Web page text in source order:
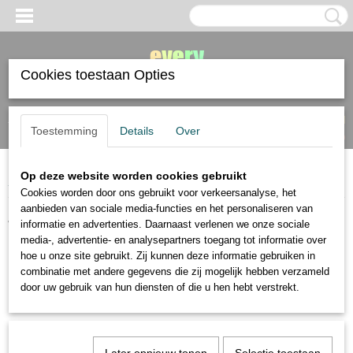
Inloggen Registreren
(0)
Home>tekenmaterialen>Tombow
tekenmaterialen
blender materialen
doezelaar
Cookies toestaan Opties
Toestemming Details Over
Op deze website worden cookies gebruikt
Cookies worden door ons gebruikt voor verkeersanalyse, het
aanbieden van sociale media-functies en het personaliseren van
informatie en advertenties. Daarnaast verlenen we onze sociale
media-, advertentie- en analysepartners toegang tot informatie over
hoe u onze site gebruikt. Zij kunnen deze informatie gebruiken in
combinatie met andere gegevens die zij mogelijk hebben verzameld
door uw gebruik van hun diensten of die u hen hebt verstrekt.